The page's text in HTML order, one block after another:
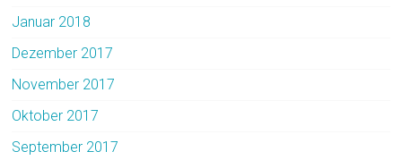
Januar 2018
Dezember 2017
November 2017
Oktober 2017
September 2017